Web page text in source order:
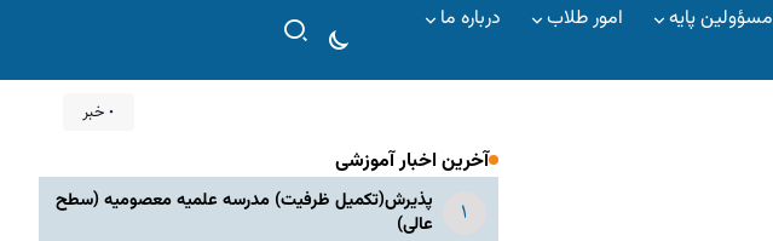
مسؤولین پایه امور طلاب درباره ما
۰ خبر
آخرین اخبار آموزشی
پذیرش(تکمیل ظرفیت) مدرسه علمیه معصومیه‌ (سطح
عالی)